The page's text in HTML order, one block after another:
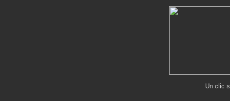
Un clic